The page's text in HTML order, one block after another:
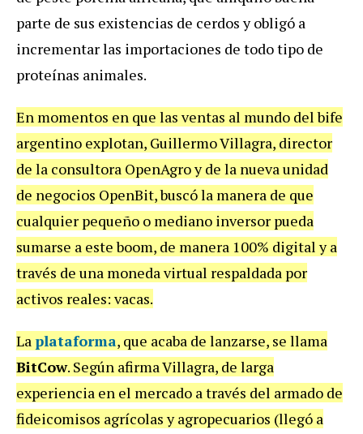
parte de sus existencias de cerdos y obligó a
incrementar las importaciones de todo tipo de
proteínas animales.
En momentos en que las ventas al mundo del bife
argentino explotan, Guillermo Villagra, director
de la consultora OpenAgro y de la nueva unidad
de negocios OpenBit, buscó la manera de que
cualquier pequeño o mediano inversor pueda
sumarse a este boom, de manera 100% digital y a
través de una moneda virtual respaldada por
activos reales: vacas.
Laplataforma, que acaba de lanzarse, se llama
BitCow. Según afirma Villagra, de larga
experiencia en el mercado a través del armado de
fideicomisos agrícolas y agropecuarios (llegó a